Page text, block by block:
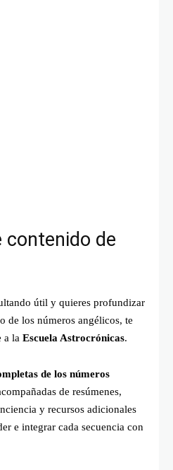
contenido de
útil y quieres profundizar
de los números angélicos, te
a la Escuela Astrocrónicas.
de los números
de resúmenes,
y recursos adicionales
e integrar cada secuencia con